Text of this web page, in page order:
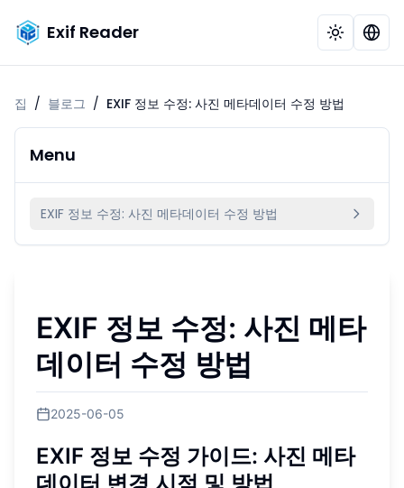
Exif Reader
집 / 블로그 / EXIF 정보 수정: 사진 메타데이터 수정 방법
Menu
EXIF 정보 수정: 사진 메타데이터 수정 방법
EXIF 정보 수정: 사진 메타
데이터 수정 방법
2025-06-05
EXIF 정보 수정 가이드: 사진 메타
데이터 변경 시점 및 방법